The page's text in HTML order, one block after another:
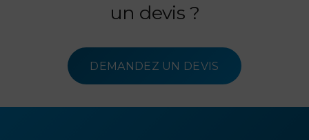
un devis ?
DEMANDEZ UN DEVISChirurgie
Séances
Aguasofro®
Sophrologie
Enfants
atypiques
Séances
collectives